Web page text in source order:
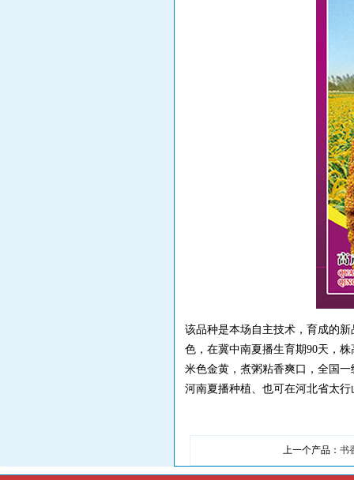
该品种是本场自主技术，育成的
色，在冀中南夏播生育期90天，
米色金黄，煮粥粘香爽口，全国
河南夏播种植、也可在河北省太
上一个产品： 书